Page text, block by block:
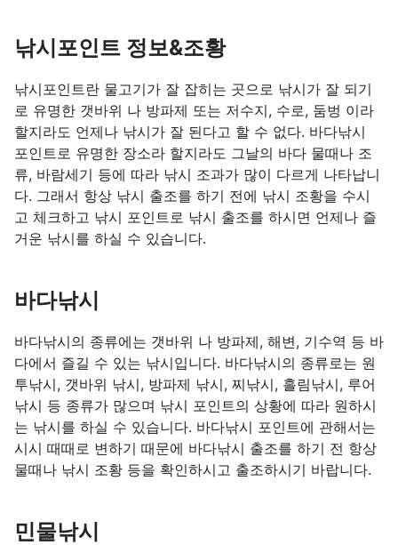
낚시포인트 정보&조황
낚시포인트란 물고기가 잘 잡히는 곳으로 낚시가 잘 되기
로 유명한 갯바위 나 방파제 또는 저수지, 수로, 둠벙 이라
할지라도 언제나 낚시가 잘 된다고 할 수 없다. 바다낚시
포인트로 유명한 장소라 할지라도 그날의 바다 물때나 조
류, 바람세기 등에 따라 낚시 조과가 많이 다르게 나타납니
다. 그래서 항상 낚시 출조를 하기 전에 낚시 조황을 수시
고 체크하고 낚시 포인트로 낚시 출조를 하시면 언제나 즐
거운 낚시를 하실 수 있습니다.
바다낚시
바다낚시의 종류에는 갯바위 나 방파제, 해변, 기수역 등 바
다에서 즐길 수 있는 낚시입니다. 바다낚시의 종류로는 원
투낚시, 갯바위 낚시, 방파제 낚시, 찌낚시, 흘림낚시, 루어
낚시 등 종류가 많으며 낚시 포인트의 상황에 따라 원하시
는 낚시를 하실 수 있습니다. 바다낚시 포인트에 관해서는
시시 때때로 변하기 때문에 바다낚시 출조를 하기 전 항상
물때나 낚시 조황 등을 확인하시고 출조하시기 바랍니다.
민물낚시